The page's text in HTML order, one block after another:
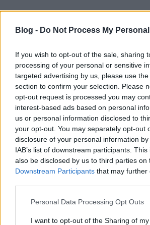
Blog - Do Not Process My
If you wish to opt-out of the sale, sharing
processing of your personal or sensitive
targeted advertising by us, please use
section to confirm your selection. Please
opt-out request is processed you may
interest-based ads based on personal
us or personal information disclosed to
your opt-out. You may separately opt-out
disclosure of your personal information
IAB’s list of downstream participants.
also be disclosed by us to third parties on
Downstream Participants that may further
Please note that this website/app uses
not limited to your visit or usage
Personal Data Processing Opt Outs
I want to opt-out of the Sharing of my
Butyka "IceMan" Róbert vs
felfüggesztve
Még mindig Symantec
Báreddig úgy tűnt, hogy a NAV
indiai partnertől került ki, most
Symantec rendszerét érte támadás
jelek szerint az incidens a
mellett több kisebb eszköz
az eset azonban várhatóan nem
megrázni a céget, hiszen az új cél
rendszerek megjelenésével az
integrálódó eszközök jelentős
az évek folyamán.